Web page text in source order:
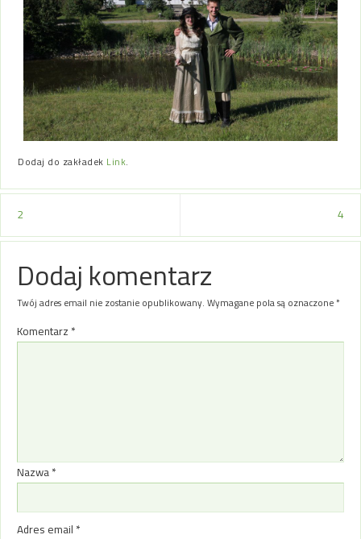
Dodaj do zakładek Link.
2 4
Dodaj komentarz
Twój adres email nie zostanie opublikowany. Wymagane pola są oznaczone*
Komentarz *
Nazwa *
Adres email *